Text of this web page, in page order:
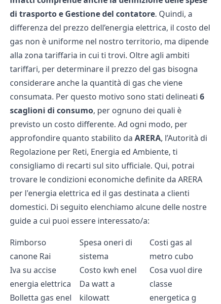
di trasporto e Gestione del contatore. Quindi, a
differenza del prezzo dell’energia elettrica, il costo del
gas non è uniforme nel nostro territorio, ma dipende
alla zona tariffaria in cui ti trovi. Oltre agli ambiti
tariffari, per determinare il prezzo del gas bisogna
considerare anche la quantità di gas che viene
consumata. Per questo motivo sono stati delineati 6
scaglioni di consumo, per ognuno dei quali è
previsto un costo differente. Ad ogni modo, per
approfondire quanto stabilito da ARERA, l’Autorità di
Regolazione per Reti, Energia ed Ambiente, ti
consigliamo di recarti sul sito ufficiale. Qui, potrai
trovare le condizioni economiche definite da ARERA
per l'energia elettrica ed il gas destinata a clienti
domestici. Di seguito elenchiamo alcune delle nostre
guide a cui puoi essere interessato/a:
Rimborso
canone Rai
Iva su accise
energia elettrica
Bolletta gas enel
Spesa oneri di
sistema
Costo kwh enel
Da watt a
kilowatt
Costi gas al
metro cubo
Cosa vuol dire
classe
energetica g